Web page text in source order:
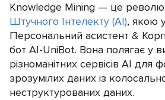
Knowledge Mining — це
Штучного Інтелекту (АІ), якою
Персональний асистент &
бот AI-UniBot. Вона полягає у
різноманітних сервісів АІ для
зрозумілих даних із
неструктурованих даних.